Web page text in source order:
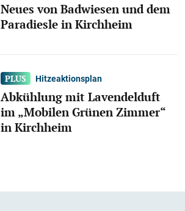
Neues von Badwiesen und dem
Paradiesle in Kirchheim
Hitzeaktionsplan
Abkühlung mit Lavendelduft
im „Mobilen Grünen Zimmer“
in Kirchheim